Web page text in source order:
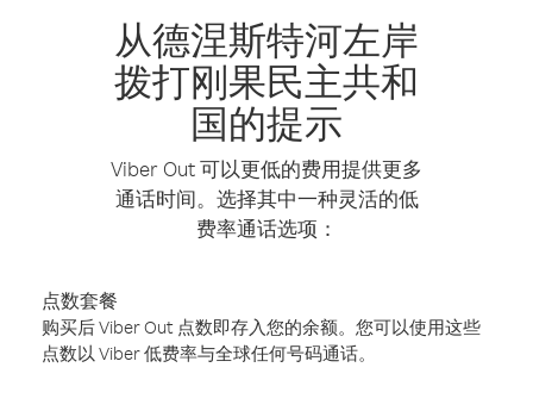
从德涅斯特河左岸
拨打刚果民主共和
国的提示
Viber Out 可以更低的费用提供更多
通话时间。选择其中一种灵活的低
费率通话选项：
点数套餐
购买后 Viber Out 点数即存入您的余额。您可以使用这些
点数以 Viber 低费率与全球任何号码通话。